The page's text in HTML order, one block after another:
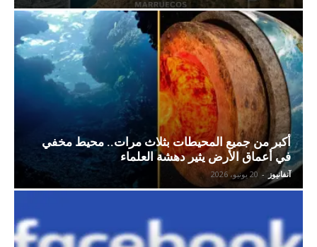
أكبر من جميع المحيطات بثلاث مرات.. محيط مخفي
في أعماق الأرض يثير دهشة العلماء
آنفانيوز - 20 يونيو، 2026